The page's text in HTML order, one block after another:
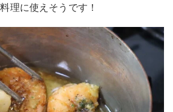
理に使えそうです！